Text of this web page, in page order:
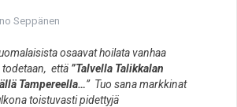
Seppänen
osaavat hoilata vanhaa
todetaan, että ”Talvella Talikkalan
Tampereella…” Tuo sana markkinat
toistuvasti pidettyjä